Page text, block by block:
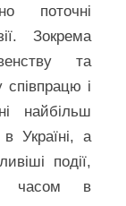
поточні
Зокрема
та
і
найбільш
Україні, а
події,
часом в